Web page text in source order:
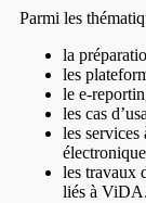
Parmi les
la
les
le e-
les cas
les services
les travaux
liés à ViDA.